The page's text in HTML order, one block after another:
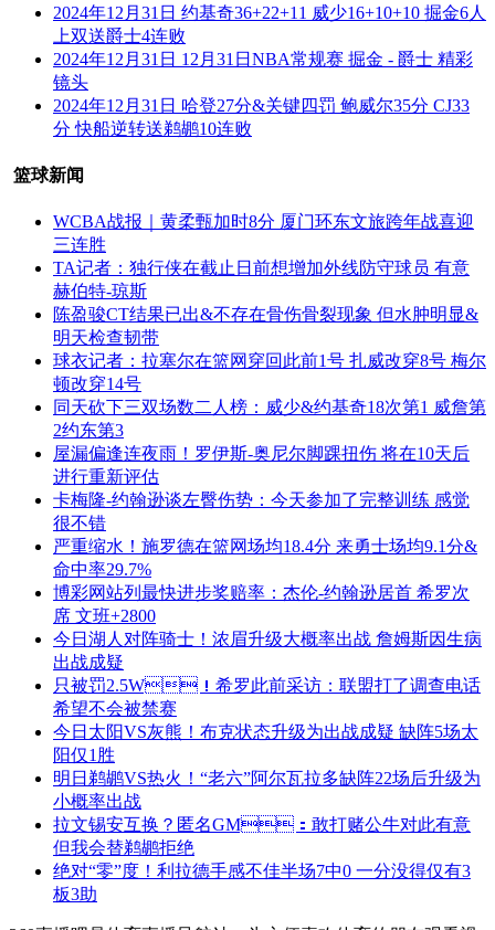
2024年12月31日 约基奇36+22+11 威少16+10+10 掘金6人
上双送爵士4连败
2024年12月31日 12月31日NBA常规赛 掘金 - 爵士 精彩
镜头
2024年12月31日 哈登27分&关键四罚 鲍威尔35分 CJ33
分 快船逆转送鹈鹕10连败
篮球新闻
WCBA战报｜黄柔甄加时8分 厦门环东文旅跨年战喜迎
三连胜
TA记者：独行侠在截止日前想增加外线防守球员 有意
赫伯特-琼斯
陈盈骏CT结果已出&不存在骨伤骨裂现象 但水肿明显&
明天检查韧带
球衣记者：拉塞尔在篮网穿回此前1号 扎威改穿8号 梅尔
顿改穿14号
同天砍下三双场数二人榜：威少&约基奇18次第1 威詹第
2约东第3
屋漏偏逢连夜雨！罗伊斯-奥尼尔脚踝扭伤 将在10天后
进行重新评估
卡梅隆-约翰逊谈左臀伤势：今天参加了完整训练 感觉
很不错
严重缩水！施罗德在篮网场均18.4分 来勇士场均9.1分&
命中率29.7%
博彩网站列最快进步奖赔率：杰伦-约翰逊居首 希罗次
席 文班+2800
今日湖人对阵骑士！浓眉升级大概率出战 詹姆斯因生病
出战成疑
只被罚2.5W！希罗此前采访：联盟打了调查电话
希望不会被禁赛
今日太阳VS灰熊！布克状态升级为出战成疑 缺阵5场太
阳仅1胜
明日鹈鹕VS热火！“老六”阿尔瓦拉多缺阵22场后升级为
小概率出战
拉文锡安互换？匿名GM：敢打赌公牛对此有意
但我会替鹈鹕拒绝
绝对“零”度！利拉德手感不佳半场7中0 一分没得仅有3
板3助